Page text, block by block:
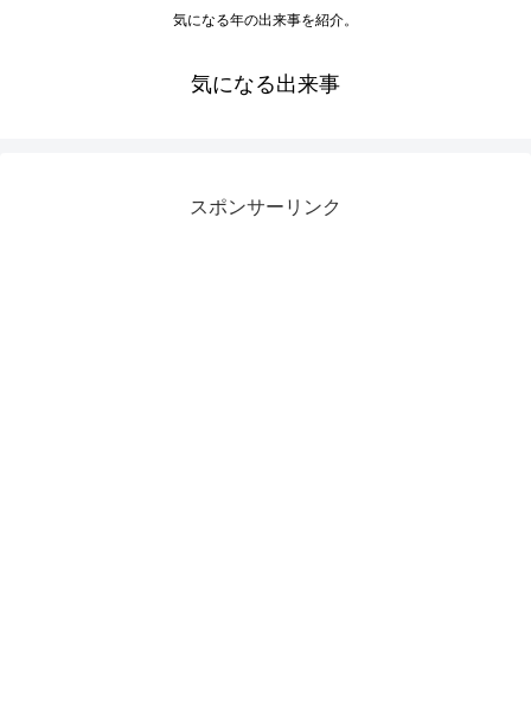
気になる年の出来事を紹介。
気になる出来事
スポンサーリンク